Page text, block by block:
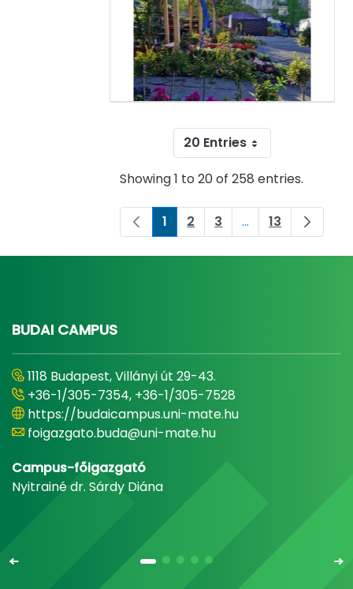
20 Entries
Showing 1 to 20 of 258 entries.
Page
1 Page
2 Page
3 ...Intermediate
Page
13
BUDAI CAMPUS
1118 Budapest, Villányi út 29-43.
+36-1/305-7354, +36-1/305-7528
https://budaicampus.uni-mate.hu
foigazgato.buda@uni-mate.hu
Campus-főigazgató
Nyitrainé dr. Sárdy Diána